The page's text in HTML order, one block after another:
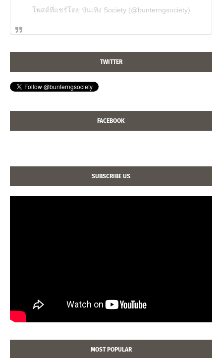
โพสต์ที่แชร์โดย บันเทิง Society (@bunterngsociety)
TWITTER
FACEBOOK
SUBSCRIBE US
MOST POPULAR